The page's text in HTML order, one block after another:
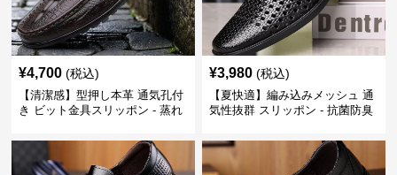
¥4,700 (税込)
【清潔感】型押し本革 通気孔付
き ビット金具スリッポン - 蒸れ
¥3,980 (税込)
【夏快適】編み込みメッシュ 通
気性抜群 スリッポン - 抗菌防臭